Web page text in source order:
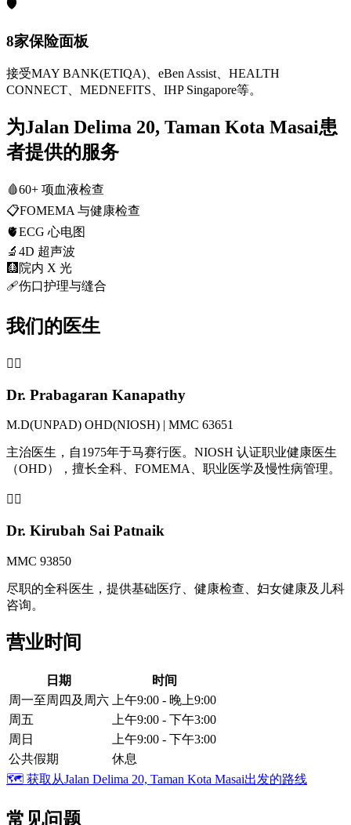
🛡️
8家保险面板
接受MAY BANK(ETIQA)、eBen Assist、HEALTH
CONNECT、MEDNEFITS、IHP Singapore等。
为Jalan Delima 20, Taman Kota Masai患
者提供的服务
🩸60+ 项血液检查
📋FOMEMA 与健康检查
🫀ECG 心电图
🔬 4D 超声波
🩻 院内 X 光
🩹伤口护理与缝合
我们的医生
👨‍⚕️
Dr. Prabagaran Kanapathy
M.D(UNPAD) OHD(NIOSH) | MMC 63651
主治医生，自1975年于马赛行医。NIOSH 认证职业健康医生
（OHD），擅长全科、FOMEMA、职业医学及慢性病管理。
👩‍⚕️
Dr. Kirubah Sai Patnaik
MMC 93850
尽职的全科医生，提供基础医疗、健康检查、妇女健康及儿科
咨询。
营业时间
日期
时间
周一至周四及周六
上午9:00 - 晚上9:00
周五
上午9:00 - 下午3:00
周日
上午9:00 - 下午3:00
公共假期
休息
🗺️ 获取从Jalan Delima 20, Taman Kota Masai出发的路线
常见问题